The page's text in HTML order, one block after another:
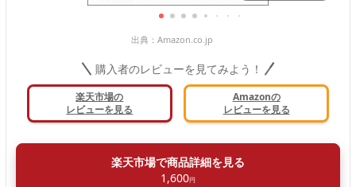
出典： Amazon.co.jp
購入者のレビューを見てみよう！
楽天市場の
レビューを見る
Amazonの
レビューを見る
楽天市場で商品詳細を見る
1,600円